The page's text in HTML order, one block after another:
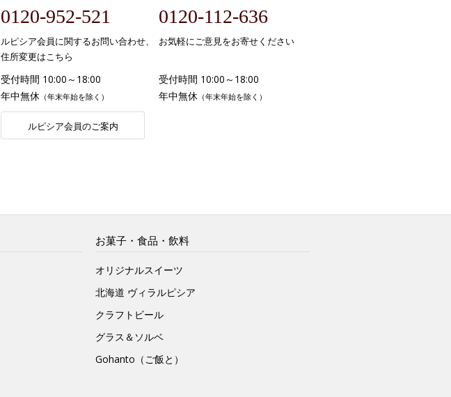
0120-952-521
ルピシア会員に関するお問い合わせ、
住所変更はこちら
受付時間 10:00～18:00
年中無休 （年末年始を除く）
ルピシア会員のご案内
0120-112-636
お気軽にご意見をお寄せください
受付時間 10:00～18:00
年中無休 （年末年始を除く）
お菓子・食品・飲料
オリジナルスイーツ
北海道 ヴィラルピシア
クラフトビール
グラス＆ソルベ
Gohanto（ご飯と）